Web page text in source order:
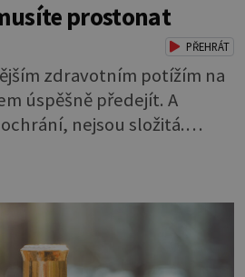
prostonat
PŘEHRÁT
zdravotním potížím na
úspěšně předejít. A
nejsou složitá.
většinu cestovatelských
bakterie. Do kuchyně
přirozeně hnojenou
hygieně při
se snadno rozšíří ze
i na další potraviny. Dobro